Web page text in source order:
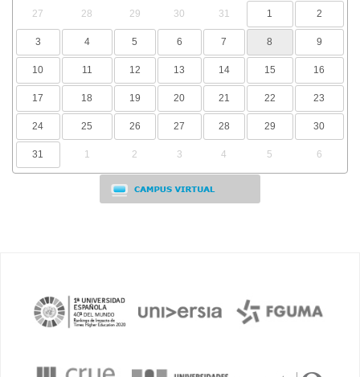
27 28 29 30 31 1 2
3 4 5 6 7 8 9
10 11 12 13 14 15 16
17 18 19 20 21 22 23
24 25 26 27 28 29 30
31 1 2 3 4 5 6